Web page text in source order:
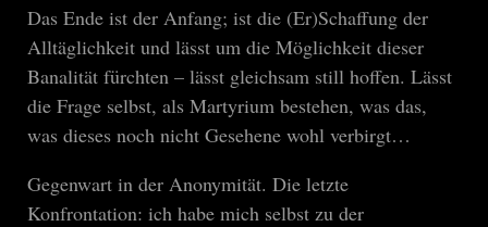
Das Ende ist der Anfang; ist die (Er)Schaffung der
Alltäglichkeit und lässt um die Möglichkeit dieser
Banalität fürchten – lässt gleichsam still hoffen. Lässt
die Frage selbst, als Martyrium bestehen, was das,
was dieses noch nicht Gesehene wohl verbirgt…
Gegenwart in der Anonymität. Die letzte
Konfrontation: ich habe mich selbst zu der